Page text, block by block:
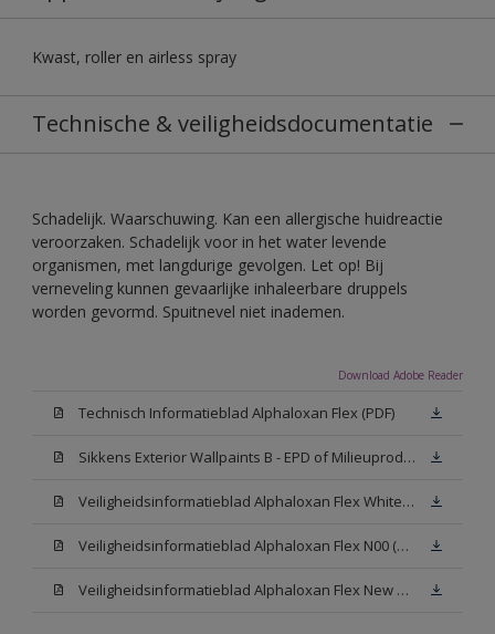
Kwast, roller en airless spray
Technische & veiligheidsdocumentatie
Schadelijk. Waarschuwing. Kan een allergische huidreactie
veroorzaken. Schadelijk voor in het water levende
organismen, met langdurige gevolgen. Let op! Bij
verneveling kunnen gevaarlijke inhaleerbare druppels
worden gevormd. Spuitnevel niet inademen.
Download Adobe Reader
Technisch Informatieblad Alphaloxan Flex (PDF)
Sikkens Exterior Wallpaints B - EPD of Milieuproductverklaring
Veiligheidsinformatieblad Alphaloxan Flex White W05 (MSDS)
Veiligheidsinformatieblad Alphaloxan Flex N00 (MSDS)
Veiligheidsinformatieblad Alphaloxan Flex New N00 (MSDS)